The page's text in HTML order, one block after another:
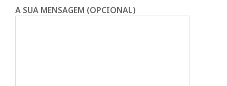
A SUA MENSAGEM (OPCIONAL)